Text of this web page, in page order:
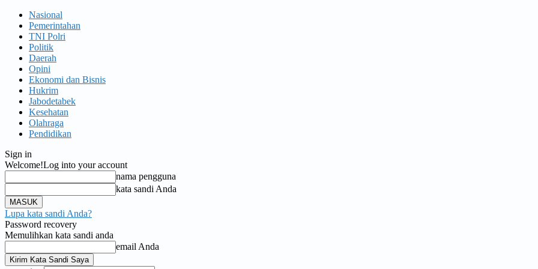
Nasional
Pemerintahan
TNI Polri
Politik
Daerah
Opini
Ekonomi dan Bisnis
Hukrim
Jabodetabek
Kesehatan
Olahraga
Pendidikan
Sign in
Welcome!Log into your account
nama pengguna
kata sandi Anda
Lupa kata sandi Anda?
Password recovery
Memulihkan kata sandi anda
email Anda